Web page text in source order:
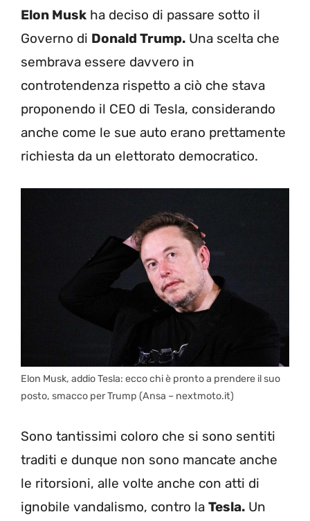
Elon Musk ha deciso di passare sotto il
Governo di Donald Trump. Una scelta che
sembrava essere davvero in
controtendenza rispetto a ciò che stava
proponendo il CEO di Tesla, considerando
anche come le sue auto erano prettamente
richiesta da un elettorato democratico.
Elon Musk, addio Tesla: ecco chi è pronto a prendere il suo
posto, smacco per Trump (Ansa – nextmoto.it)
Sono tantissimi coloro che si sono sentiti
traditi e dunque non sono mancate anche
le ritorsioni, alle volte anche con atti di
ignobile vandalismo, contro la Tesla. Un